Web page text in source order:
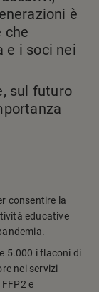
è
che
e i soci nei
sul futuro
consentire la
educative
5.000 i flaconi di
nei servizi
e